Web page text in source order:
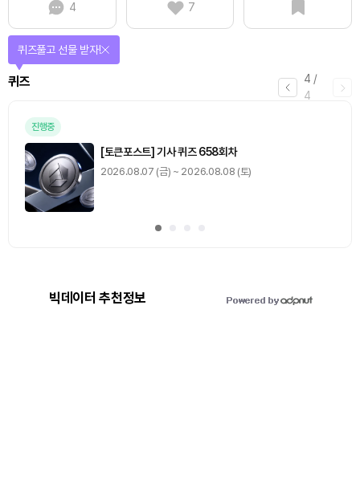
4
7
4 /
4
퀴즈
퀴즈풀고 선물 받자!
진행중
[토큰포스트] 기사 퀴즈 658회차
2026.08.07 (금) ~ 2026.08.08 (토)
빅데이터 추천정보